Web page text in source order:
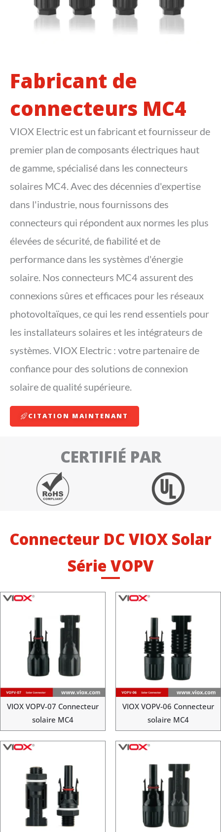
Fabricant de
connecteurs MC4
VIOX Electric est un fabricant et fournisseur de
premier plan de composants électriques haut
de gamme, spécialisé dans les connecteurs
solaires MC4. Avec des décennies d'expertise
dans l'industrie, nous fournissons des
connecteurs qui répondent aux normes les plus
élevées de sécurité, de fiabilité et de
performance dans les systèmes d'énergie
solaire. Nos connecteurs MC4 assurent des
connexions sûres et efficaces pour les réseaux
photovoltaïques, ce qui les rend essentiels pour
les installateurs solaires et les intégrateurs de
systèmes. VIOX Electric : votre partenaire de
confiance pour des solutions de connexion
solaire de qualité supérieure.
CITATION MAINTENANT
CERTIFIÉ PAR
Connecteur DC VIOX Solar
Série VOPV
VIOX VOPV-07 Connecteur
solaire MC4
VIOX VOPV-06 Connecteur
solaire MC4